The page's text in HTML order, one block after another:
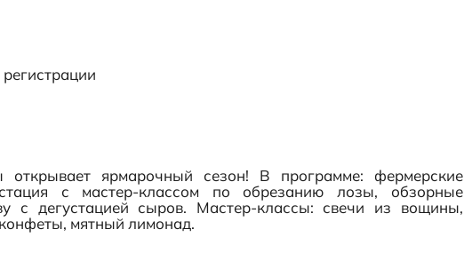
ярмарочный сезон! В программе: фермерские
с мастер-классом по обрезанию лозы, обзорные
с дегустацией сыров. Мастер-классы: свечи из вощины,
мятный лимонад.